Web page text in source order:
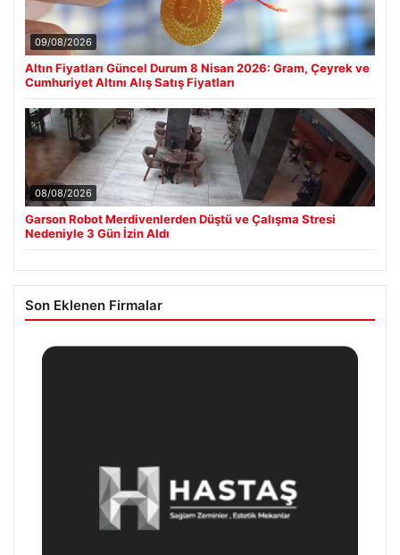
09/08/2026
Altın Fiyatları Güncel Durum 8 Nisan 2026: Gram, Çeyrek ve
Cumhuriyet Altını Alış Satış Fiyatları
08/08/2026
Garson Robot Merdivenlerden Düştü ve Çalışma Stresi
Nedeniyle 3 Gün İzin Aldı
Son Eklenen Firmalar